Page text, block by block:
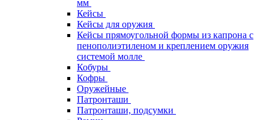
мм
Кейсы
Кейсы для оружия
Кейсы прямоугольной формы из капрона с
пенополиэтиленом и креплением оружия
системой молле
Кобуры
Кофры
Оружейные
Патронташи
Патронташи, подсумки